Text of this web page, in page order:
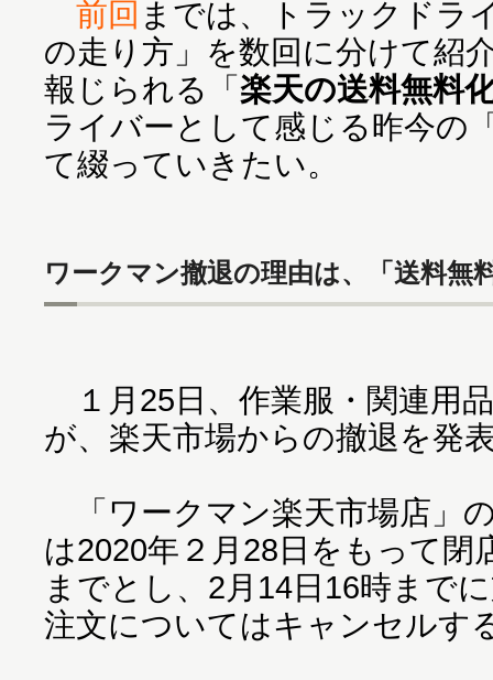
前回 までは、トラックドラ
の走り方」を数回に分けて紹
報じられる「楽天の送料無料
ライバーとして感じる昨今の
て綴っていきたい。
ワークマン撤退の理由は、「送料無
１月25日、作業服・関連用
が、楽天市場からの撤退を発
「ワークマン楽天市場店」
は2020年２月28日をもって閉
までとし、2月14日16時まで
注文についてはキャンセルす